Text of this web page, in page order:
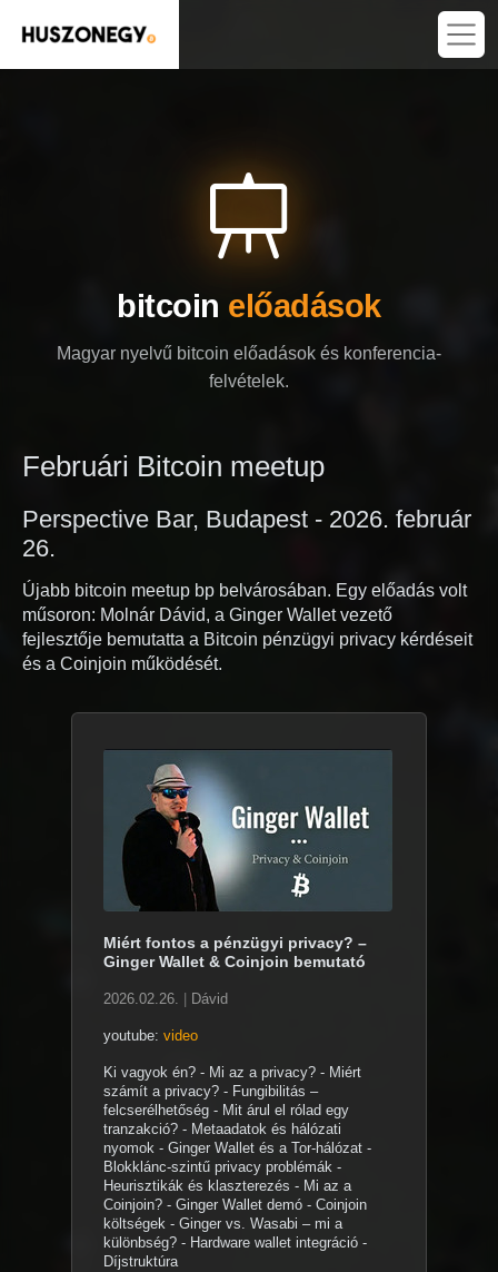
bitcoin előadások
Magyar nyelvű bitcoin előadások és konferencia-
felvételek.
Februári Bitcoin meetup
Perspective Bar, Budapest - 2026. február
26.
Újabb bitcoin meetup bp belvárosában. Egy előadás volt
műsoron: Molnár Dávid, a Ginger Wallet vezető
fejlesztője bemutatta a Bitcoin pénzügyi privacy kérdéseit
és a Coinjoin működését.
Miért fontos a pénzügyi privacy? –
Ginger Wallet & Coinjoin bemutató
2026.02.26. Dávid
youtube: video
Ki vagyok én? - Mi az a privacy? - Miért
számít a privacy? - Fungibilitás –
felcserélhetőség - Mit árul el rólad egy
tranzakció? - Metaadatok és hálózati
nyomok - Ginger Wallet és a Tor-hálózat -
Blokklánc-szintű privacy problémák -
Heurisztikák és klaszterezés - Mi az a
Coinjoin? - Ginger Wallet demó - Coinjoin
költségek - Ginger vs. Wasabi – mi a
különbség? - Hardware wallet integráció -
Díjstruktúra